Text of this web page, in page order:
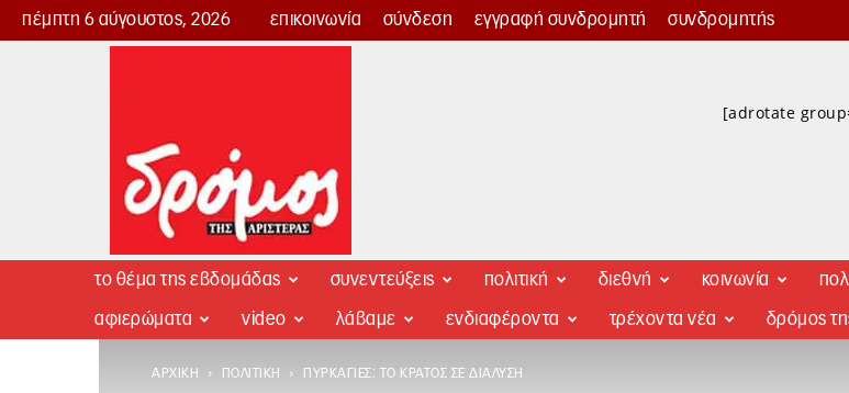
πέμπτη 6 αύγουστος, 2026 επικοινωνία σύνδεση εγγραφή συνδρομητή συνδρομητής
Δρόμος
[adrotate
το θέμα της εβδομάδας συνεντεύξεις πολιτική διεθνή κοινωνία
αφιερώματα video λάβαμε ενδιαφέροντα τρέχοντα νέα δρόμος
ΑΡΧΙΚΉ ΠΟΛΙΤΙΚΉ ΠΥΡΚΑΓΙΈΣ: ΤΟ ΚΡΆΤΟΣ ΣΕ ΔΙΆΛΥΣΗ